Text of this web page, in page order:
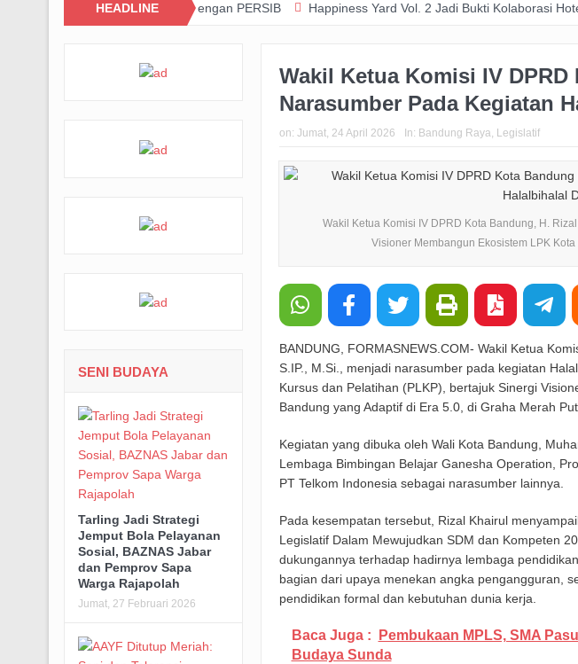
HEADLINE
dan Kolaborasi dengan PERSIB Happiness Yard Vol. 2 Jadi Bukti Kolaborasi Hotel dan
Wakil Ketua Komisi IV
Narasumber Pada Kegiatan
on: Jumat, 24 April 2026 In: Bandung Raya, Legislatif
Wakil Ketua Komisi IV DPRD Kota Bandung, H.
Visioner Membangun Ekosistem LPK
BANDUNG, FORMASNEWS.COM- Wakil Ketua
S.IP., M.Si., menjadi narasumber pada kegiatan
Kursus dan Pelatihan (PLKP), bertajuk Sinergi
Bandung yang Adaptif di Era 5.0, di Graha Merah
Kegiatan yang dibuka oleh Wali Kota Bandung,
Lembaga Bimbingan Belajar Ganesha Operation,
PT Telkom Indonesia sebagai narasumber lainnya.
Pada kesempatan tersebut, Rizal Khairul
Legislatif Dalam Mewujudkan SDM dan Kompeten
dukungannya terhadap hadirnya lembaga
bagian dari upaya menekan angka pengangguran,
pendidikan formal dan kebutuhan dunia kerja.
Baca Juga :
Pembukaan MPLS, SMA
Budaya Sunda
SENI BUDAYA
Tarling Jadi Strategi
Jemput Bola Pelayanan
Sosial, BAZNAS Jabar
dan Pemprov Sapa
Warga Rajapolah
Jumat, 27 Februari 2026